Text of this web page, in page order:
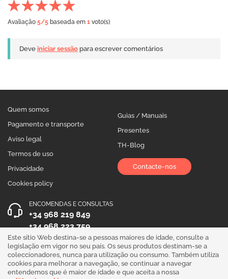
Avaliação 5/5 baseada em 1 voto(s)
Deve iniciar sessão para escrever comentários
Quem somos
Pagamento e transporte
Aviso legal
Termos de uso
Privacidade
Cookies policy
Guias / Manuais
Presentes
TH-Blog
Contacte-nos
ENCOMENDAS E CONSULTAS
+34 968 219 849
+34 968 223 759
HORÁRIO DE ATENDIMENTO
Segunda a Sexta 10:00 - 19:00
Este sítio Web destina-se a pessoas maiores de idade, consulte a
legislação em vigor no seu país. Os seus produtos destinam-se a
coleccionadores, nunca para utilização ou consumo. Também utiliza
cookies para melhorar a navegação, se continuar a navegar
entendemos que é maior de idade e que aceita a nossa